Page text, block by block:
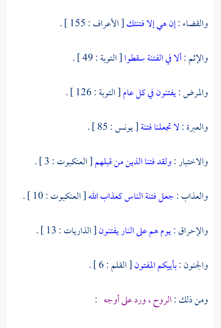
والقضاء :إن هي إلا فتنتك[ الأعراف : 155 ] .
والإثم :ألا في الفتنة سقطوا[ التوبة : 49 ] .
والمرض :يفتنون في كل عام[ التوبة : 126 ] .
والعبرة :لا تجعلنا فتنة[ يونس : 85 ] .
والاختبار :ولقد فتنا الذين من قبلهم[ العنكبوت : 3 ] .
والعذاب :جعل فتنة الناس كعذاب الله[ العنكبوت : 10 ] .
والإحراق :يوم هم على النار يفتنون[ الذاريات : 13 ] .
والجنون :بأييكم المفتون[ القلم : 6 ] .
ومن ذلك :الروح ، ورد على أوجه :